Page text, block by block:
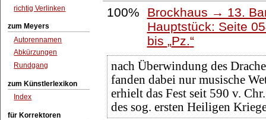
richtig Verlinken
zum Meyers
Autorennamen
Abkürzungen
Rundgang
zum Künstlerlexikon
Index
für Korrektoren
100%
Brockhaus → 13.
Hauptstück: Seite
bis Pz.
nach Überwindung des
fanden dabei nur musische
erhielt das Fest seit 590 v.
des sog. ersten Heiligen